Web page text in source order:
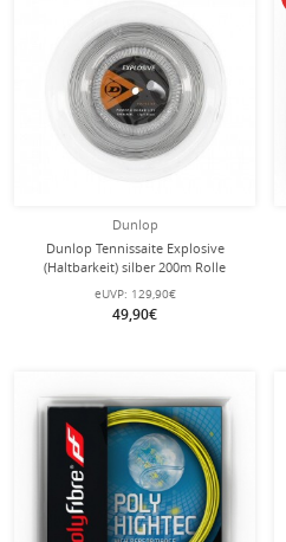
Dunlop
Dunlop Tennissaite Explosive
(Haltbarkeit) silber 200m Rolle
eUVP: 129,90€
49,90€